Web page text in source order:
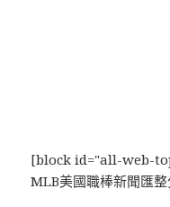
[block id="all-web-
MLB美國職棒新聞匯整